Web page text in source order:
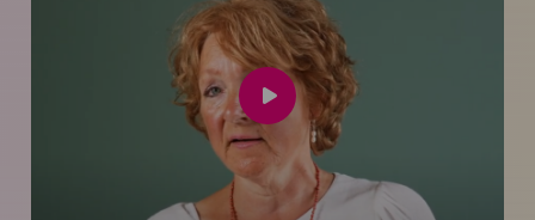
Speel
video
af